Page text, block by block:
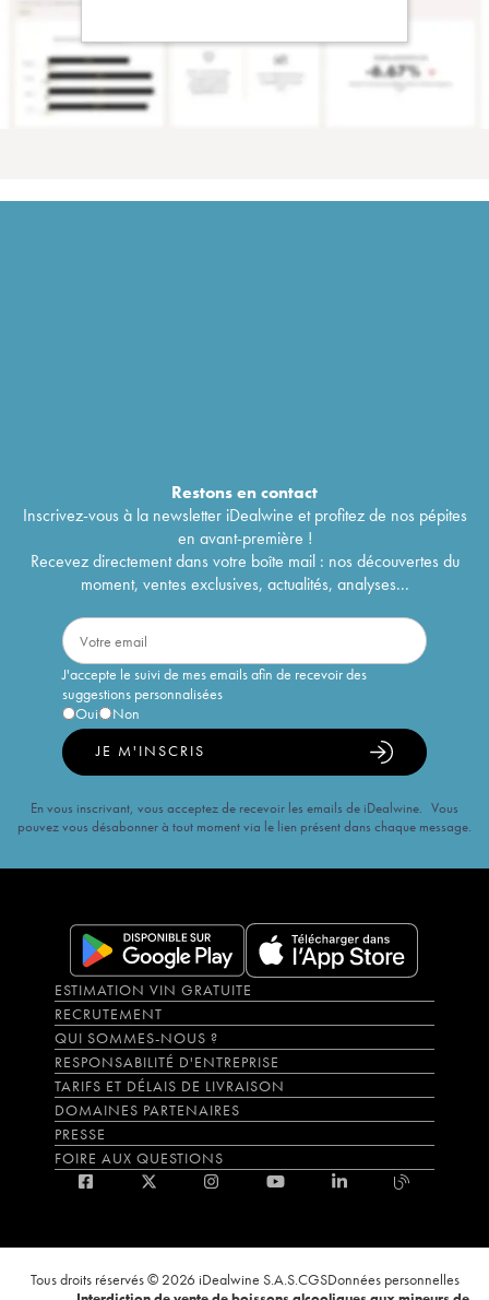
Restons encontact
Inscrivez-vous à la newsletter iDealwine et profitez de nos pépites
en avant-première !
Recevez directement dans votre boîte mail : nos découvertes du
moment, ventes exclusives, actualités, analyses...
J'accepte le suivi de mes emails afin de recevoir des
suggestions personnalisées
Oui
Non
JE M'INSCRIS
En vous inscrivant, vous acceptez de recevoir les emails de iDealwine. Vous
pouvez vous désabonner à tout moment via le lien présent dans chaque message.
ESTIMATION VIN GRATUITE
RECRUTEMENT
QUI SOMMES-NOUS ?
RESPONSABILITÉ D'ENTREPRISE
TARIFS ET DÉLAIS DE LIVRAISON
DOMAINES PARTENAIRES
PRESSE
FOIRE AUX QUESTIONS
Tous droits réservés © 2026 iDealwine S.A.S.CGSDonnées personnelles